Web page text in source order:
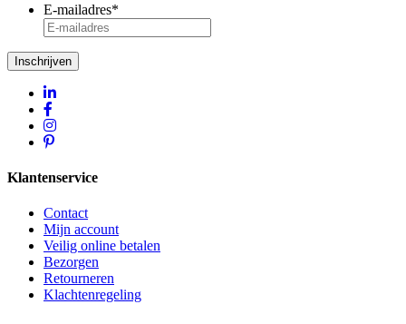
E-mailadres*
Inschrijven
Klantenservice
Contact
Mijn account
Veilig online betalen
Bezorgen
Retourneren
Klachtenregeling